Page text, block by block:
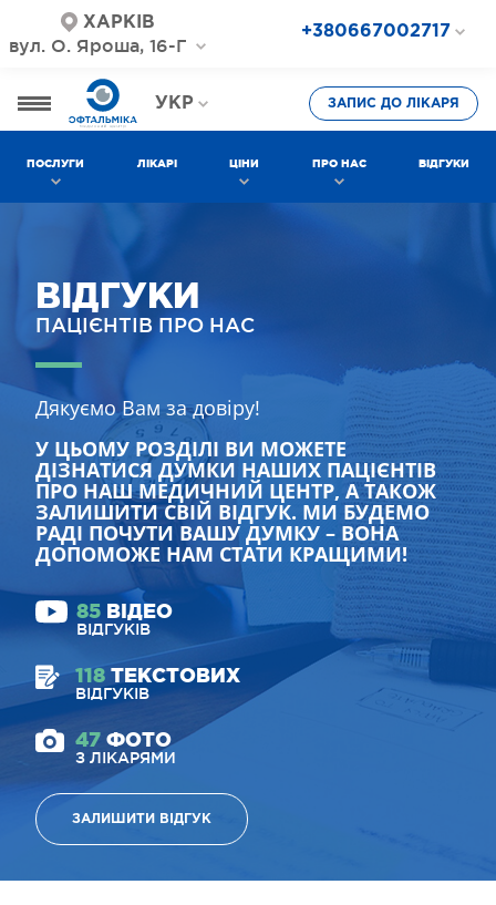
ХАРКІВ
вул. О. Яроша, 16-Г
+380667002717
+380577002717
УКР
РОС
ЗАПИС ДО ЛІКАРЯ
ПОСЛУГИ ЛІКАРІ ЦІНИ ПРО НАС ВІДГУКИ
ВІДГУКИ
ПАЦІЄНТІВ ПРО НАС
Дякуємо Вам за довіру!
У ЦЬОМУ РОЗДІЛІ ВИ МОЖЕТЕ
ДІЗНАТИСЯ ДУМКИ НАШИХ ПАЦІЄНТІВ
ПРО НАШ МЕДИЧНИЙ ЦЕНТР, А ТАКОЖ
ЗАЛИШИТИ СВІЙ ВІДГУК. МИ БУДЕМО
РАДІ ПОЧУТИ ВАШУ ДУМКУ – ВОНА
ДОПОМОЖЕ НАМ СТАТИ КРАЩИМИ!
85 ВІДЕО
ВІДГУКІВ
118 ТЕКСТОВИХ
ВІДГУКІВ
47 ФОТО
З ЛІКАРЯМИ
ЗАЛИШИТИ ВІДГУК